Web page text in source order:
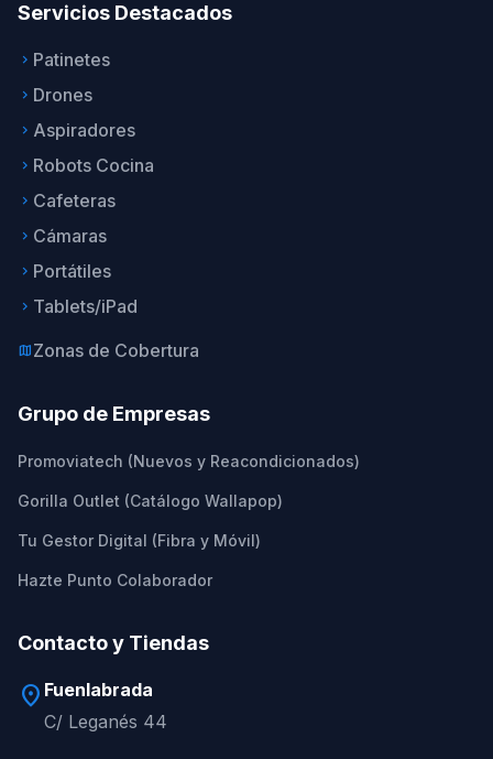
Servicios Destacados
keyboard_arrow_right Patinetes
keyboard_arrow_right Drones
keyboard_arrow_right Aspiradores
keyboard_arrow_right Robots Cocina
keyboard_arrow_right Cafeteras
keyboard_arrow_right Cámaras
keyboard_arrow_right Portátiles
keyboard_arrow_right Tablets/iPad
mapZonas de Cobertura
Grupo de Empresas
Promoviatech (Nuevos y Reacondicionados)
Gorilla Outlet (Catálogo Wallapop)
Tu Gestor Digital (Fibra y Móvil)
Hazte Punto Colaborador
Contacto y Tiendas
location_on Fuenlabrada
C/ Leganés 44